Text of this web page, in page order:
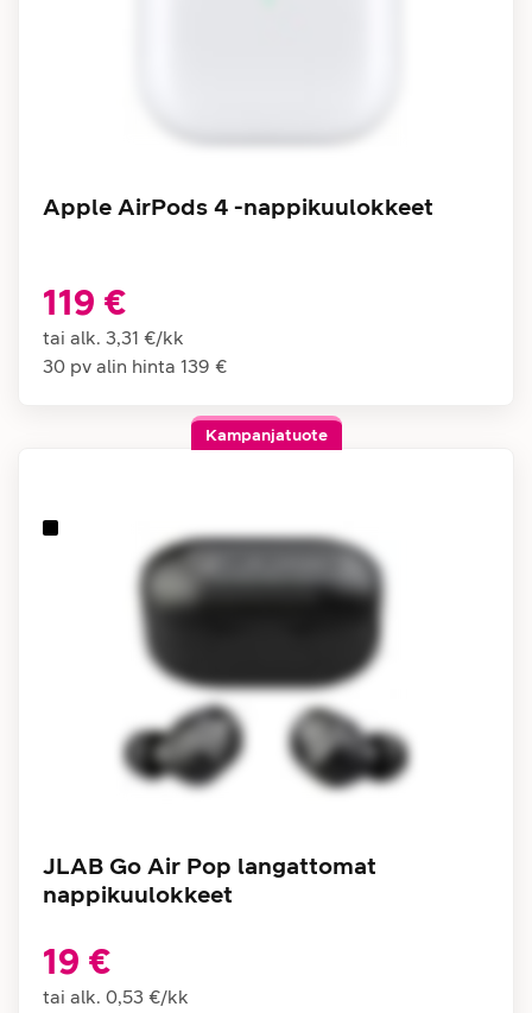
Apple AirPods 4 -nappikuulokkeet
119 €
tai alk. 3,31 €/kk
30 pv alin hinta 139 €
Kampanjatuote
JLAB Go Air Pop langattomat
nappikuulokkeet
19 €
tai alk. 0,53 €/kk